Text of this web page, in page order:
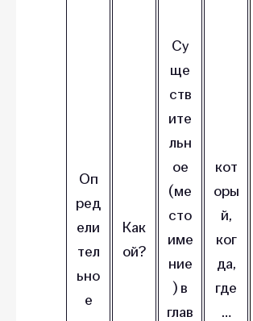
Оп
ред
ели
тел
ьно
е
Как
ой?
Су
ще
ств
ите
льн
ое
(ме
сто
име
ние
) в
глав
кот
оры
й,
ког
да,
где
…